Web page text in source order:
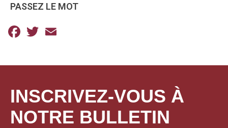
PASSEZ LE MOT
Facebook
Twitter
INSCRIVEZ-VOUS À
NOTRE BULLETIN